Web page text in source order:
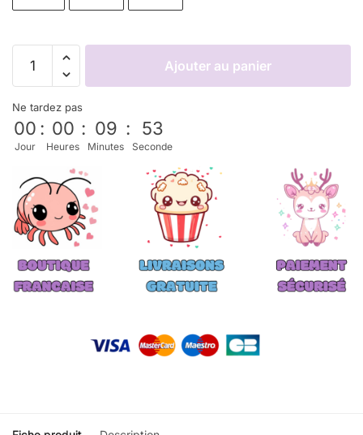
Ajouter au panier
Ne tardez pas
00
Jour
: 00
Heures
: 09
Minutes
: 53
Seconde